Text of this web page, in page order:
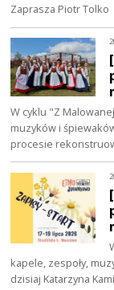
Zaprasza Piotr Tolko
W cyklu "Z
muzyków i
procesie
kapele, zespoły,
dzisiaj Katarzyna